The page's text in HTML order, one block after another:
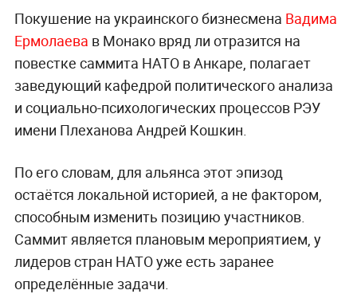
Покушение на украинского бизнесмена Вадима
Ермолаева в Монако вряд ли отразится на
повестке саммита НАТО в Анкаре, полагает
заведующий кафедрой политического анализа
и социально-психологических процессов РЭУ
имени Плеханова Андрей Кошкин.
По его словам, для альянса этот эпизод
остаётся локальной историей, а не фактором,
способным изменить позицию участников.
Саммит является плановым мероприятием, у
лидеров стран НАТО уже есть заранее
определённые задачи.